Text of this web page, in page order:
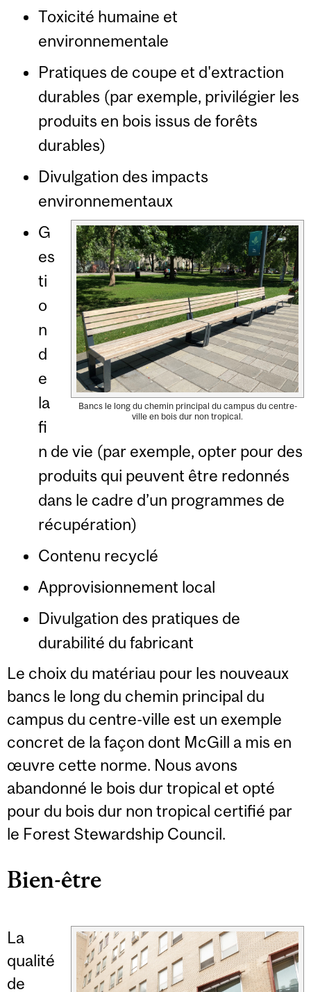
Toxicité humaine et
environnementale
Pratiques de coupe et d'extraction
durables (par exemple, privilégier les
produits en bois issus de forêts
durables)
Divulgation des impacts
environnementaux
Bancs le long du chemin principal du campus du centre-
ville en bois dur non tropical.
G
es
ti
o
n
d
e
la
fi
n de vie (par exemple, opter pour des
produits qui peuvent être redonnés
dans le cadre d’un programmes de
récupération)
Contenu recyclé
Approvisionnement local
Divulgation des pratiques de
durabilité du fabricant
Le choix du matériau pour les nouveaux
bancs le long du chemin principal du
campus du centre-ville est un exemple
concret de la façon dont McGill a mis en
œuvre cette norme. Nous avons
abandonné le bois dur tropical et opté
pour du bois dur non tropical certifié par
le Forest Stewardship Council.
Bien-être
La
qualité
de